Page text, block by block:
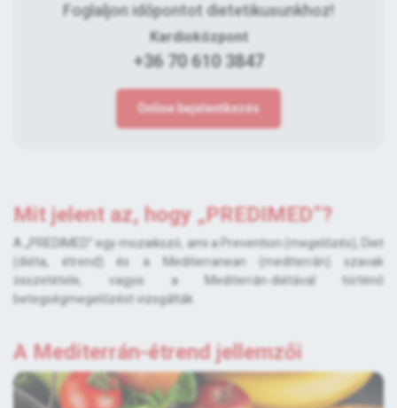
Foglaljon időpontot dietetikusunkhoz!
Kardioközpont
+36 70 610 3847
Online bejelentkezés
Mit jelent az, hogy „PREDIMED”?
A „PREDIMED” egy mozaikszó, ami a Prevention (megelőzés), Diet
(diéta, étrend) és a Mediterranean (mediterrán) szavak
összetétele, vagyis a Mediterrán-diétával történő
betegségmegelőzést vizsgálták.
A Mediterrán-étrend jellemzői